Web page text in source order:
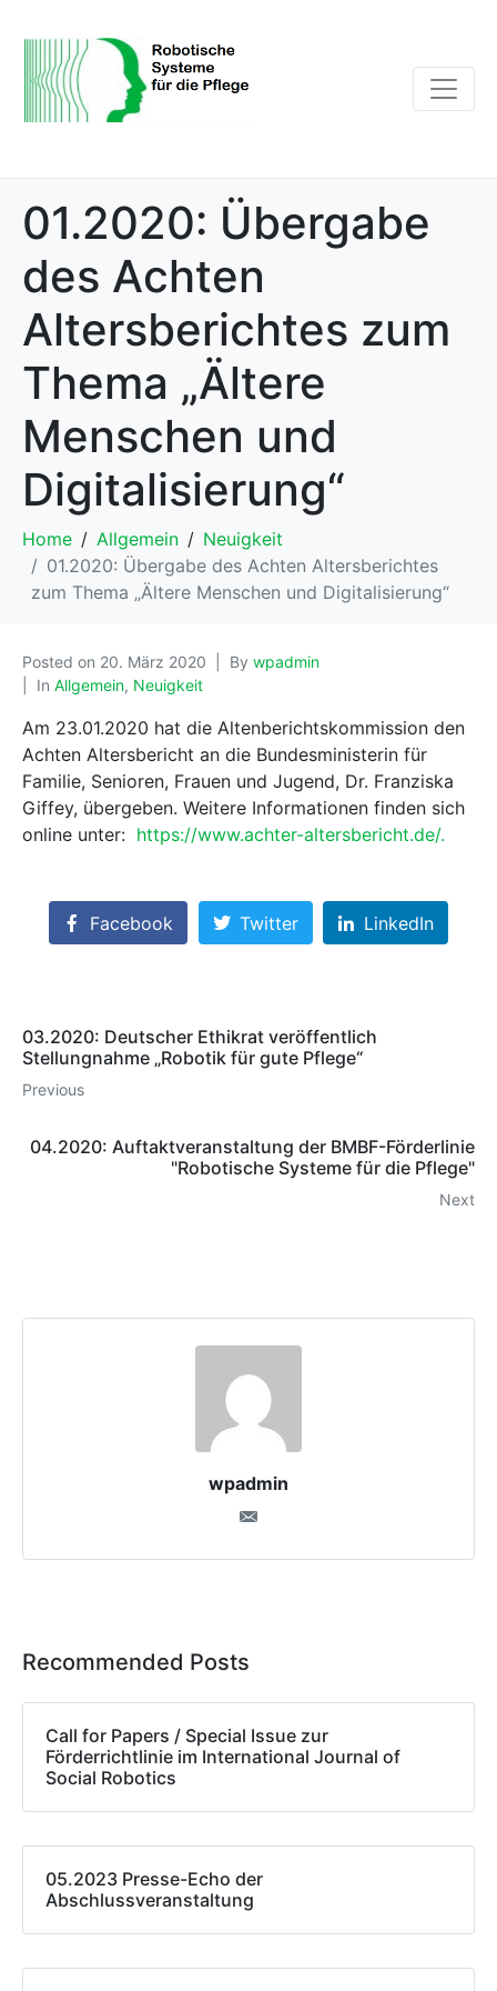
01.2020: Übergabe
des Achten
Altersberichtes zum
Thema „Ältere
Menschen und
Digitalisierung“
Home Allgemein
Neuigkeit
01.2020: Übergabe des Achten Altersberichtes
zum Thema „Ältere Menschen und Digitalisierung“
Posted on 20. März 2020 By wpadmin
In Allgemein, Neuigkeit
Am 23.01.2020 hat die Altenberichtskommission den
Achten Altersbericht an die Bundesministerin für
Familie, Senioren, Frauen und Jugend, Dr. Franziska
Giffey, übergeben. Weitere Informationen finden sich
online unter: https://www.achter-altersbericht.de/.
Facebook Twitter LinkedIn
03.2020: Deutscher Ethikrat veröffentlich
Stellungnahme „Robotik für gute Pflege“
Previous
04.2020: Auftaktveranstaltung der BMBF-Förderlinie
"Robotische Systeme für die Pflege"
Next
wpadmin
Recommended Posts
Call for Papers / Special Issue zur
Förderrichtlinie im International Journal of
Social Robotics
05.2023 Presse-Echo der
Abschlussveranstaltung